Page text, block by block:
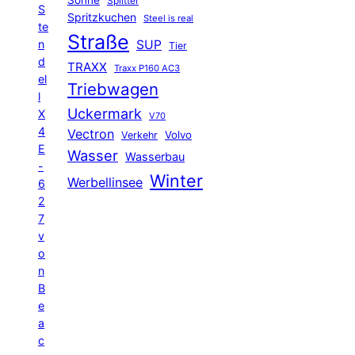
S
te
n
d
el
l
X
4
E
-
6
2
7
v
o
n
B
e
a
c
Spritzkuchen Steel is real
Straße SUP Tier
TRAXX Traxx P160 AC3
Triebwagen
Uckermark V70
Vectron Verkehr Volvo
Wasser Wasserbau
Werbellinsee Winter